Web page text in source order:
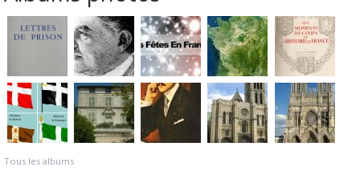
Tous les albums